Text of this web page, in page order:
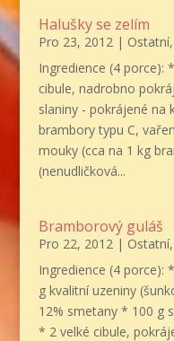
Halušky se zelím
Pro 23, 2012| Ostatní,
Ingredience (4 porce):
cibule, nadrobno
slaniny - pokrájené na
brambory typu C,
mouky (cca na 1 kg
(nenudličková...
Bramborový guláš
Pro 22, 2012| Ostatní,
Ingredience (4 porce):
g kvalitní uzeniny
12% smetany * 100 g
* 2 velké cibule,